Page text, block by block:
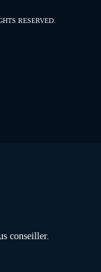
conseiller.
RESERVED.